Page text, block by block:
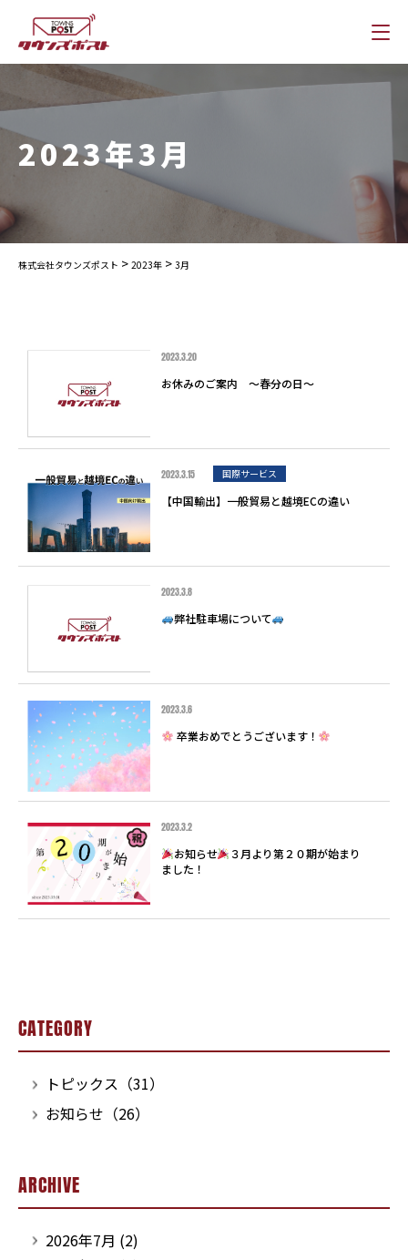
2023年3月
株式会社タウンズポスト > 2023年 > 3月
2023.3.20
お休みのご案内 ～春分の日～
2023.3.15 国際サービス
【中国輸出】一般貿易と越境ECの違い
2023.3.8
弊社駐車場について
2023.3.6
卒業おめでとうございます！
2023.3.2
お知らせ
３月より第２０期が始まり
ました！
CATEGORY
トピックス（31）
お知らせ（26）
ARCHIVE
2026年7月 (2)